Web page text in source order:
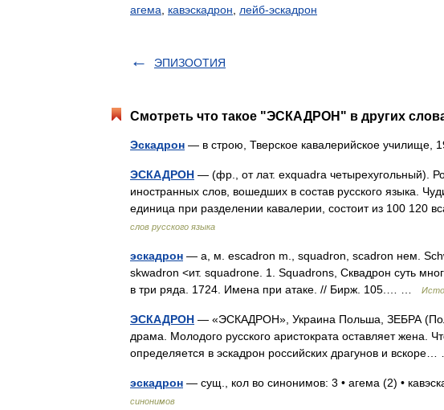
агема
кавэскадрон лейб-эскадрон
ЭПИЗООТИЯ
Смотреть что такое "ЭСКАДРОН" в других
Эскадрон — в строю, Тверское кавалерийское училище,
ЭСКАДРОН — (фр., от лат. exquadra четырехугольный).
иностранных слов, вошедших в состав русского языка.
единица при разделении кавалерии, состоит из 100 120
слов русского языка
эскадрон — а, м. escadron m., squadron, scadron нем.
skwadron <ит. squadrone. 1. Squadrons, Сквадрон суть
в три ряда. 1724. Имена при атаке. // Бирж. 105.… …
ЭСКАДРОН — «ЭСКАДРОН», Украина Польша, ЗЕБРА
драма. Молодого русского аристократа оставляет жена.
определяется в эскадрон российских драгунов и
эскадрон — сущ., кол во синонимов: 3 • агема (2) •
синонимов